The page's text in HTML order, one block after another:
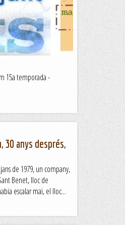
15a temporada -
30 anys després,
de 1979, un company,
Benet, lloc de
escalar mai, el lloc...